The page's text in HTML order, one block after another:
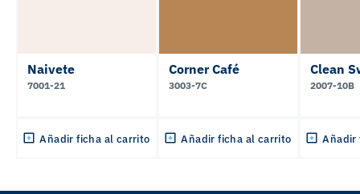
Naivete
7001-21
Añadir ficha al carrito
Corner Café
3003-7C
Añadir ficha al carrito
Clean
2007-10B
Añadir